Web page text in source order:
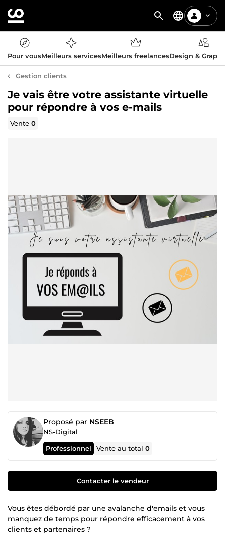
Pour vousMeilleurs servicesMeilleurs freelancesDesign &
Gestion clients
Je vais être votre assistante virtuelle
pour répondre à vos e-mails
Vente0
Proposé par NSEEB
NS-Digital
Professionnel Vente au total0
Contacter le vendeur
Vous êtes débordé par une avalanche d'emails et vous
manquez de temps pour répondre efficacement à vos
clients et partenaires ?